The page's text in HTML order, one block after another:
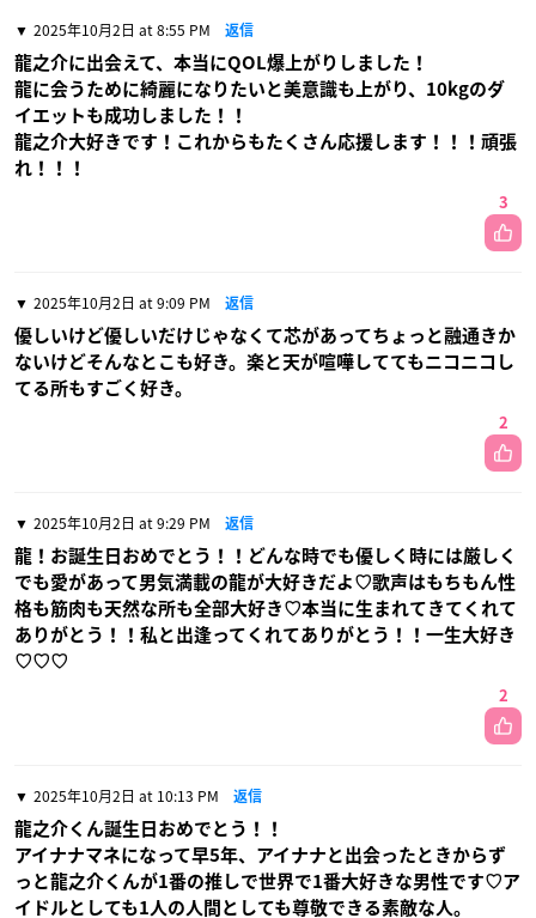
2025年10月2日 at 8:55 PM 返信
龍之介に出会えて、本当にQOL爆上がりしました！
龍に会うために綺麗になりたいと美意識も上がり、10kgのダ
イエットも成功しました！！
龍之介大好きです！これからもたくさん応援します！！！頑張
れ！！！
3
2025年10月2日 at 9:09 PM 返信
優しいけど優しいだけじゃなくて芯があってちょっと融通きか
ないけどそんなとこも好き。楽と天が喧嘩しててもニコニコし
てる所もすごく好き。
2
2025年10月2日 at 9:29 PM 返信
龍！お誕生日おめでとう！！どんな時でも優しく時には厳しく
でも愛があって男気満載の龍が大好きだよ♡歌声はもちもん性
格も筋肉も天然な所も全部大好き♡本当に生まれてきてくれて
ありがとう！！私と出逢ってくれてありがとう！！一生大好き
♡♡♡
2
2025年10月2日 at 10:13 PM 返信
龍之介くん誕生日おめでとう！！
アイナナマネになって早5年、アイナナと出会ったときからず
っと龍之介くんが1番の推しで世界で1番大好きな男性です♡ア
イドルとしても1人の人間としても尊敬できる素敵な人。